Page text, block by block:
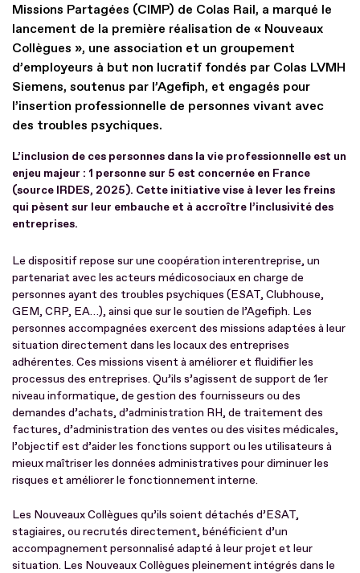
Missions Partagées (CIMP) de Colas Rail, a marqué le
lancement de la première réalisation de « Nouveaux
Collègues », une association et un groupement
d’employeurs à but non lucratif fondés par Colas LVMH
Siemens, soutenus par l’Agefiph, et engagés pour
l’insertion professionnelle de personnes vivant avec
des troubles psychiques.
L’inclusion de ces personnes dans la vie professionnelle est un
enjeu majeur : 1 personne sur 5 est concernée en France
(source IRDES, 2025). Cette initiative vise à lever les freins
qui pèsent sur leur embauche et à accroître l’inclusivité des
entreprises.
Le dispositif repose sur une coopération interentreprise, un
partenariat avec les acteurs médicosociaux en charge de
personnes ayant des troubles psychiques (ESAT, Clubhouse,
GEM, CRP, EA…), ainsi que sur le soutien de l’Agefiph. Les
personnes accompagnées exercent des missions adaptées à leur
situation directement dans les locaux des entreprises
adhérentes. Ces missions visent à améliorer et fluidifier les
processus des entreprises. Qu’ils s’agissent de support de 1er
niveau informatique, de gestion des fournisseurs ou des
demandes d’achats, d’administration RH, de traitement des
factures, d’administration des ventes ou des visites médicales,
l’objectif est d’aider les fonctions support ou les utilisateurs à
mieux maîtriser les données administratives pour diminuer les
risques et améliorer le fonctionnement interne.
Les Nouveaux Collègues qu’ils soient détachés d’ESAT,
stagiaires, ou recrutés directement, bénéficient d’un
accompagnement personnalisé adapté à leur projet et leur
situation. Les Nouveaux Collègues pleinement intégrés dans le